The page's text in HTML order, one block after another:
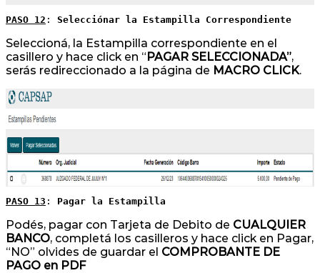
PASO 12 : Selecciónar la Estampilla Correspondiente
Seleccioná, la Estampilla correspondiente en el
casillero y hace click en “PAGAR SELECCIONADA”,
serás redireccionado a la página de MACRO CLICK.
PASO 13 : Pagar la Estampilla
Podés, pagar con Tarjeta de Debito de CUALQUIER
BANCO, completá los casilleros y hace click en Pagar,
“NO” olvides de guardar el COMPROBANTE DE
PAGO en PDF